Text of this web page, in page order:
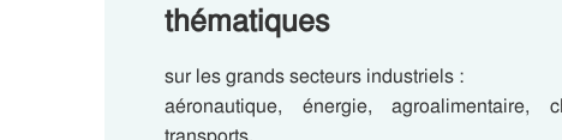
thématiques
sur les grands secteurs industriels :
aéronautique, énergie, agroalimentaire,